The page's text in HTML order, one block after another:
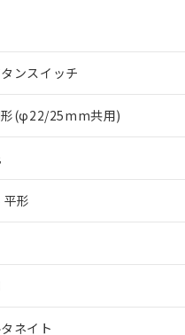
ンスイッチ
形(φ22/25mm共用)
平形
ネイト